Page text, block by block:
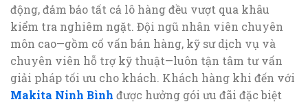
động, đảm bảo tất cả lô hàng đều vượt qua khâu
kiểm tra nghiêm ngặt. Đội ngũ nhân viên chuyên
môn cao—gồm cố vấn bán hàng, kỹ sư dịch vụ và
chuyên viên hỗ trợ kỹ thuật—luôn tận tâm tư vấn
giải pháp tối ưu cho khách. Khách hàng khi đến với
Makita Ninh Bình được hưởng gói ưu đãi đặc biệt